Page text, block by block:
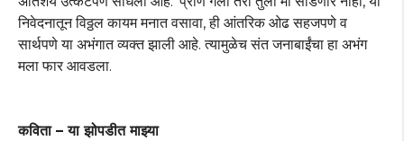
निवेदनातून विठ्ठल कायम मनात वसावा, ही आंतरिक ओढ सहजपणे व
सार्थपणे या अभंगात व्यक्त झाली आहे. त्यामुळेच संत जनाबाईंचा हा अभंग
मला फार आवडला.
कविता – या झोपडीत माझ्या